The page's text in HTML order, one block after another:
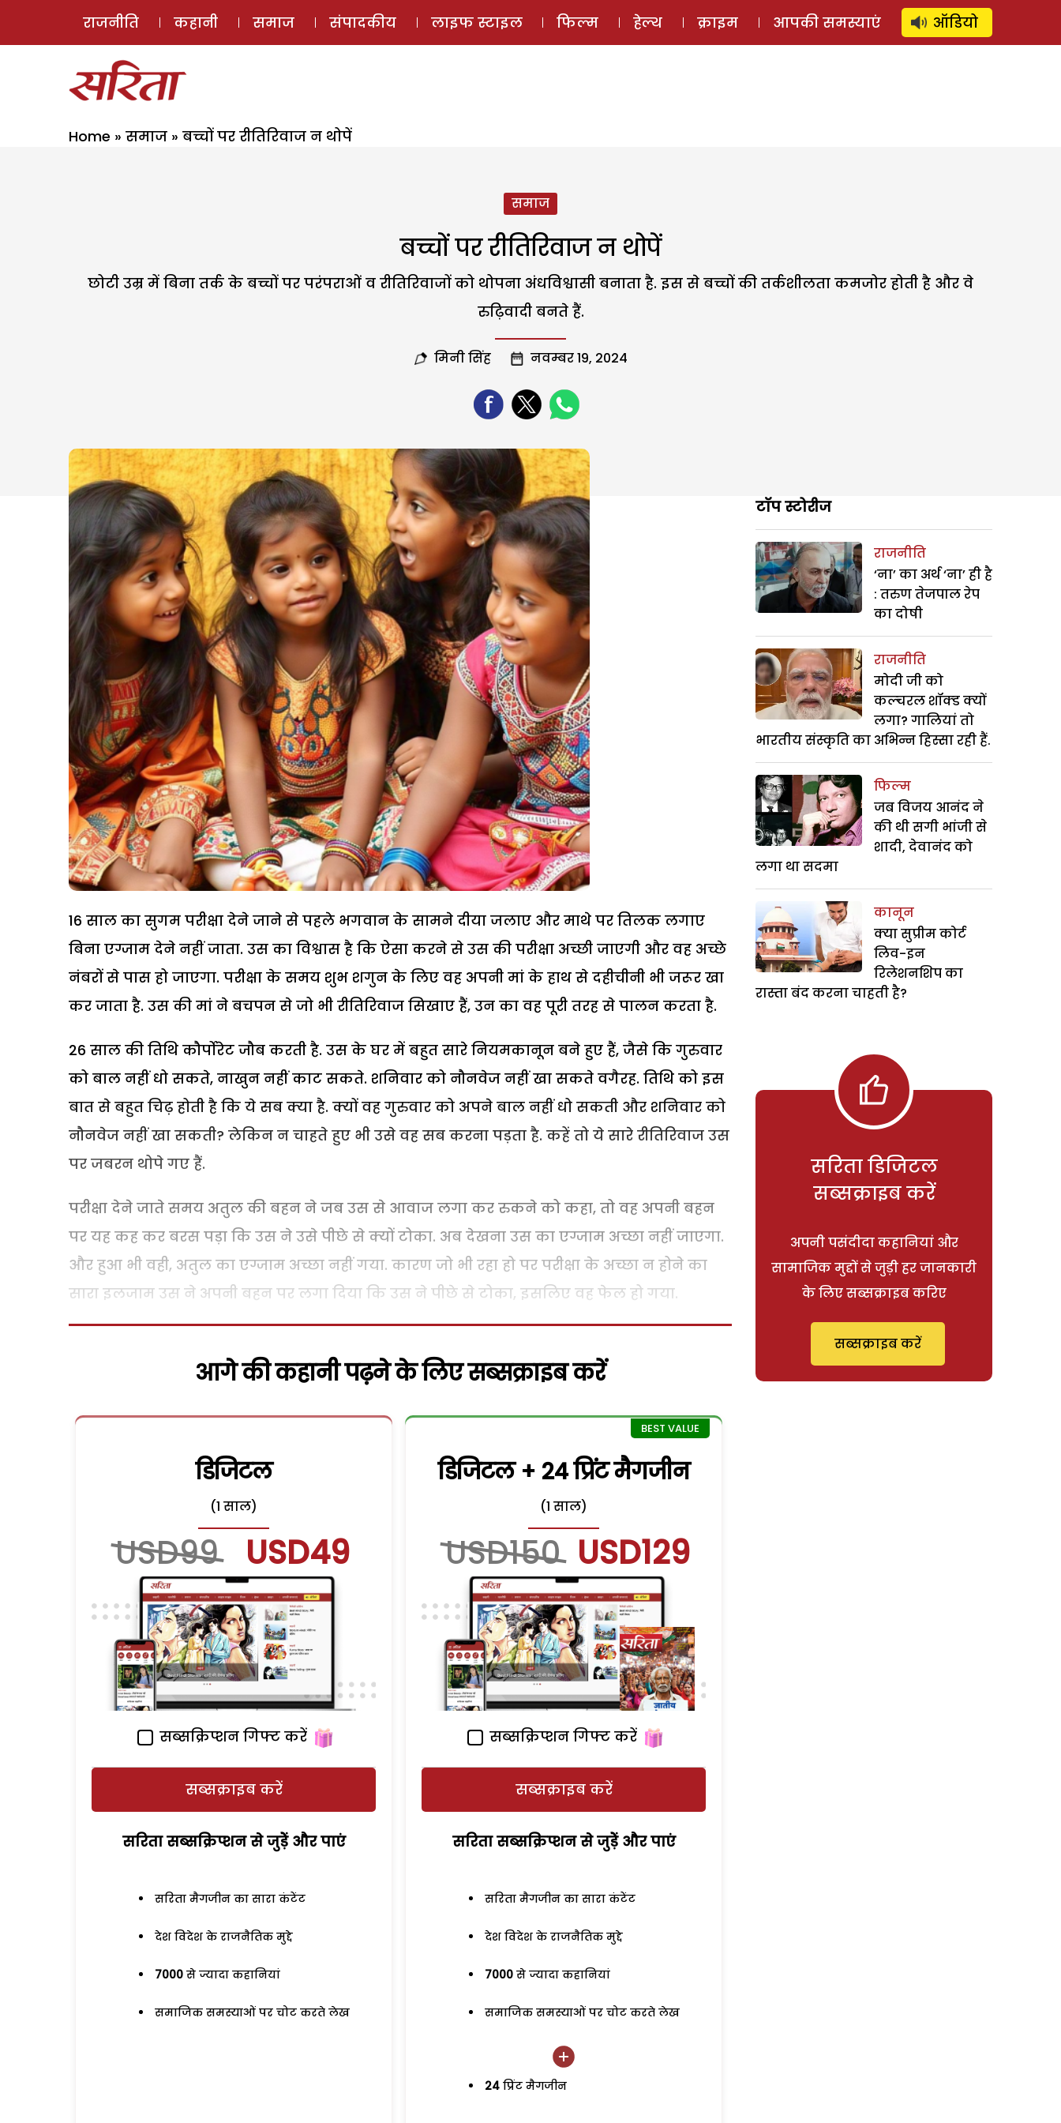
ई-मैगज़ीन ऑडियो स्टोरी लॉग इन ⚲ SUBSCRIBE
राजनीति कहानी समाज संपादकीय लाइफ स्टाइल फिल्म हेल्थ क्राइम आपकी समस्याएं ऑडियो
Home » समाज » बच्चों पर रीतिरिवाज न थोपें
समाज
बच्चों पर रीतिरिवाज न थोपें
छोटी उम्र में बिना तर्क के बच्चों पर परंपराओं व रीतिरिवाजों को थोपना अंधविश्वासी बनाता है. इस से बच्चों की तर्कशीलता कमजोर होती है और वे
रुढ़िवादी बनते हैं.
मिनी सिंह नवम्बर 19, 2024
16 साल का सुगम परीक्षा देने जाने से पहले भगवान के सामने दीया जलाए और माथे पर तिलक लगाए
बिना एग्जाम देने नहीं जाता. उस का विश्वास है कि ऐसा करने से उस की परीक्षा अच्छी जाएगी और वह अच्छे
नंबरों से पास हो जाएगा. परीक्षा के समय शुभ शगुन के लिए वह अपनी मां के हाथ से दहीचीनी भी जरूर खा
कर जाता है. उस की मां ने बचपन से जो भी रीतिरिवाज सिखाए हैं, उन का वह पूरी तरह से पालन करता है.
26 साल की तिथि कौर्पोरेट जौब करती है. उस के घर में बहुत सारे नियमकानून बने हुए हैं, जैसे कि गुरुवार
को बाल नहीं धो सकते, नाखुन नहीं काट सकते. शनिवार को नौनवेज नहीं खा सकते वगैरह. तिथि को इस
बात से बहुत चिढ़ होती है कि ये सब क्या है. क्यों वह गुरुवार को अपने बाल नहीं धो सकती और शनिवार को
नौनवेज नहीं खा सकती? लेकिन न चाहते हुए भी उसे वह सब करना पड़ता है. कहें तो ये सारे रीतिरिवाज उस
पर जबरन थोपे गए हैं.
परीक्षा देने जाते समय अतुल की बहन ने जब उस से आवाज लगा कर रुकने को कहा, तो वह अपनी बहन
पर यह कह कर बरस पड़ा कि उस ने उसे पीछे से क्यों टोका. अब देखना उस का एग्जाम अच्छा नहीं जाएगा.
और हुआ भी वही, अतुल का एग्जाम अच्छा नहीं गया. कारण जो भी रहा हो पर परीक्षा के अच्छा न होने का
सारा इलजाम उस ने अपनी बहन पर लगा दिया कि उस ने पीछे से टोका, इसलिए वह फेल हो गया.
आगे की कहानी पढ़ने के लिए सब्सक्राइब करें
डिजिटल
(1 साल)
USD99 USD49
सब्सक्रिप्शन गिफ्ट करें
सब्सक्राइब करें
सरिता सब्सक्रिप्शन से जुड़ेें और पाएं
सरिता मैगजीन का सारा कंटेंट
देश विदेश के राजनैतिक मुद्दे
7000 से ज्यादा कहानियां
समाजिक समस्याओं पर चोट करते लेख
डिजिटल + 24 प्रिंट मैगजीन
(1 साल)
USD150 USD129
सब्सक्रिप्शन गिफ्ट करें
सब्सक्राइब करें
सरिता सब्सक्रिप्शन से जुड़ेें और पाएं
सरिता मैगजीन का सारा कंटेंट
देश विदेश के राजनैतिक मुद्दे
7000 से ज्यादा कहानियां
समाजिक समस्याओं पर चोट करते लेख
24 प्रिंट मैगजीन
टॉप स्टोरीज
राजनीति
‘ना’ का अर्थ ‘ना’ ही है
: तरुण तेजपाल रेप
का दोषी
राजनीति
मोदी जी को
कल्चरल शॉक्ड क्यों
लगा? गालियां तो
भारतीय संस्कृति का अभिन्न हिस्सा रही हैं.
फिल्म
जब विजय आनंद ने
की थी सगी भांजी से
शादी, देवानंद को
लगा था सदमा
कानून
क्या सुप्रीम कोर्ट
लिव-इन
रिलेशनशिप का
रास्ता बंद करना चाहती है?
सरिता डिजिटल
सब्सक्राइब करें
अपनी पसंदीदा कहानियां और
सामाजिक मुद्दों से जुड़ी हर जानकारी
के लिए सब्सक्राइब करिए
सब्सक्राइब करें